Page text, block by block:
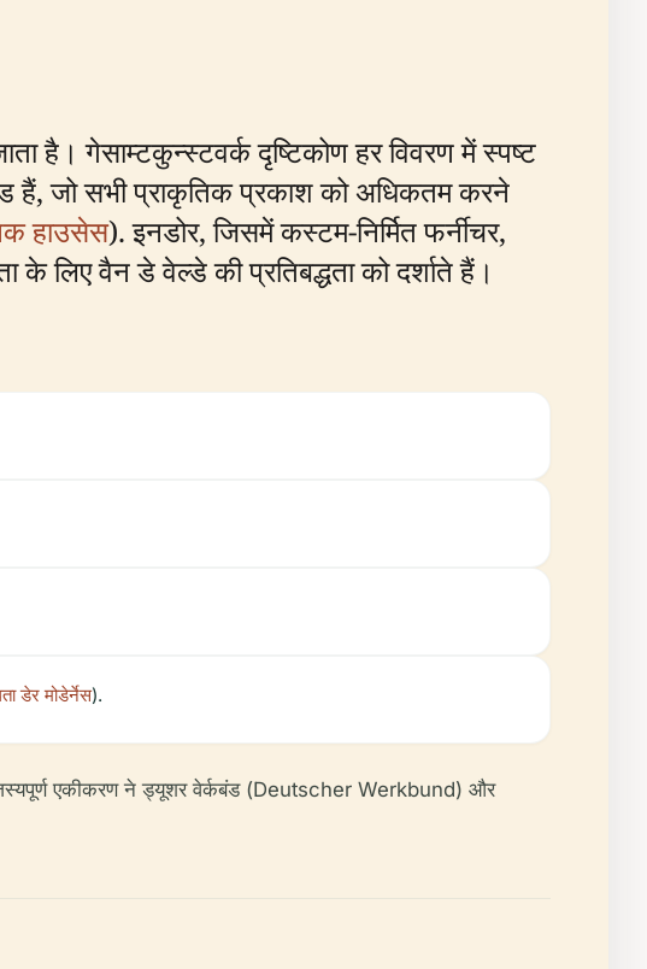
है। गेसाम्टकुन्स्टवर्क दृष्टिकोण हर विवरण में स्पष्ट
जो सभी प्राकृतिक प्रकाश को अधिकतम करने
हाउसेस). इनडोर, जिसमें कस्टम-निर्मित फर्नीचर,
लिए वैन डे वेल्डे की प्रतिबद्धता को दर्शाते हैं।
डेर मोडेर्नेस).
एकीकरण ने ड्यूशर वेर्कबंड (Deutscher Werkbund) और